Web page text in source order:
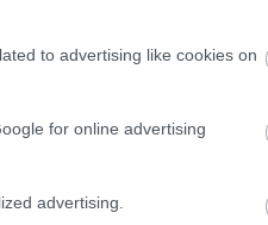
to advertising like cookies on
for online advertising
advertising.
stilling som
samt at det